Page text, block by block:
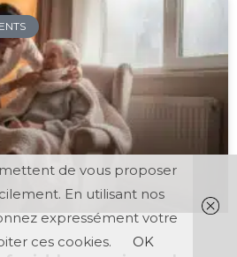
de vous proposer
En utilisant nos
expressément votre
ces cookies.
OK